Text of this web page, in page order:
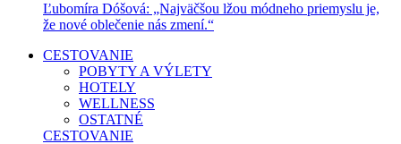
Ľubomíra Dóšová: „Najväčšou lžou módneho priemyslu je,
že nové oblečenie nás zmení.“
CESTOVANIE
POBYTY A VÝLETY
HOTELY
WELLNESS
OSTATNÉ
CESTOVANIE